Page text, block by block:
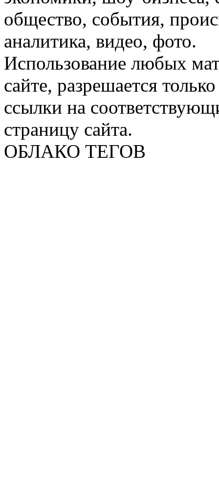
общество, события,
аналитика, видео, фото.
Использование любых
сайте, разрешается
ссылки на
страницу сайта.
ОБЛАКО ТЕГОВ